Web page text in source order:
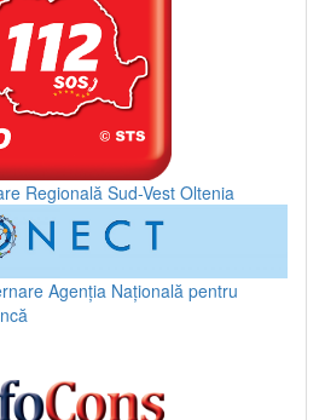
Regională Sud-Vest Oltenia
Agenția Națională pentru